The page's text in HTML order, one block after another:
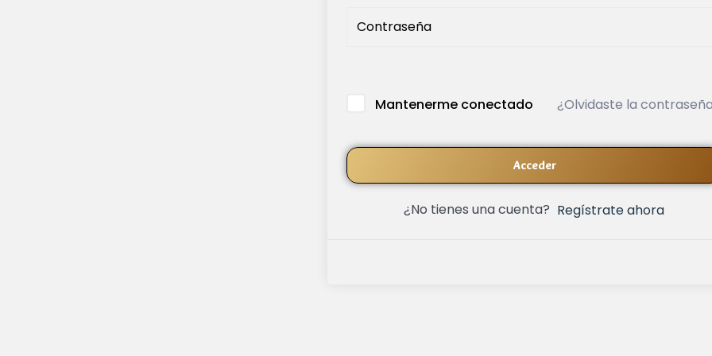
Mantenerme conectado ¿Olvidaste la
Acceder
¿No tienes una cuenta? Regístrate ahora